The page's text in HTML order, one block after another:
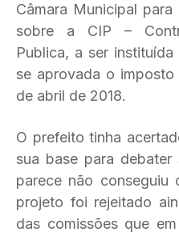
Câmara Municipal
sobre a CIP –
Publica, a ser
se aprovada o
de abril de 2018.
O prefeito tinha
sua base para
parece não conseguiu
projeto foi rejeitado
das comissões que